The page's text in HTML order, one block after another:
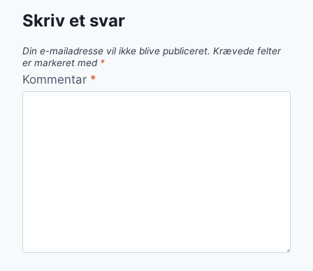
Skriv et svar
Din e-mailadresse vil ikke blive publiceret. Krævede felter
er markeret med *
Kommentar *